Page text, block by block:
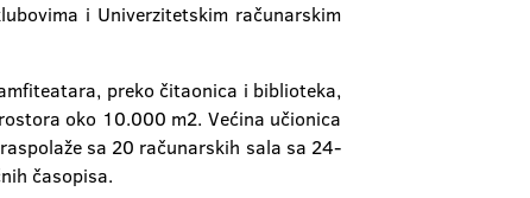
i Univerzitetskim računarskim
preko čitaonica i biblioteka,
oko 10.000 m2. Većina učionica
sa 20 računarskih sala sa 24-
časopisa.